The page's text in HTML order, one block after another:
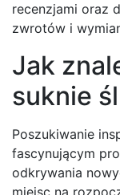
recenzjami oraz
zwrotów i
Jak
suknie
Poszukiwanie
fascynującym
odkrywania